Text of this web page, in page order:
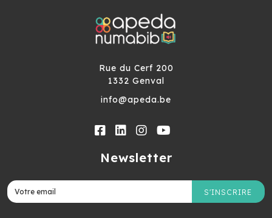
Rue du Cerf 200
1332 Genval
info@apeda.be
Newsletter
S'INSCRIRE